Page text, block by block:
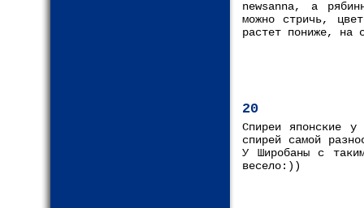
newsanna, а
можно стричь,
растет пониже, на
20
Спиреи японские
спирей самой
У Широбаны с
весело:))